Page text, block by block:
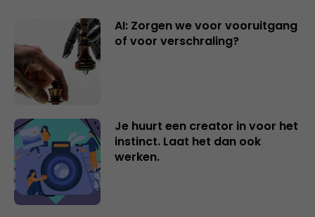
AI: Zorgen we voor vooruitgang
of voor verschraling?
Je huurt een creator in voor het
instinct. Laat het dan ook
werken.